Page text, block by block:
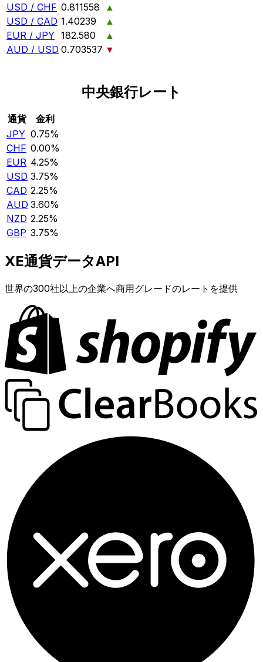
USD / CHF 0.811558
▲
USD / CAD 1.40239
▲
EUR / JPY 182.580
▲
AUD / USD 0.703537 ▼
中央銀行レート
通貨
金利
JPY 0.75%
CHF 0.00%
EUR 4.25%
USD 3.75%
CAD 2.25%
AUD 3.60%
NZD 2.25%
GBP 3.75%
XE通貨データAPI
世界の300社以上の企業へ商用グレードのレートを提供